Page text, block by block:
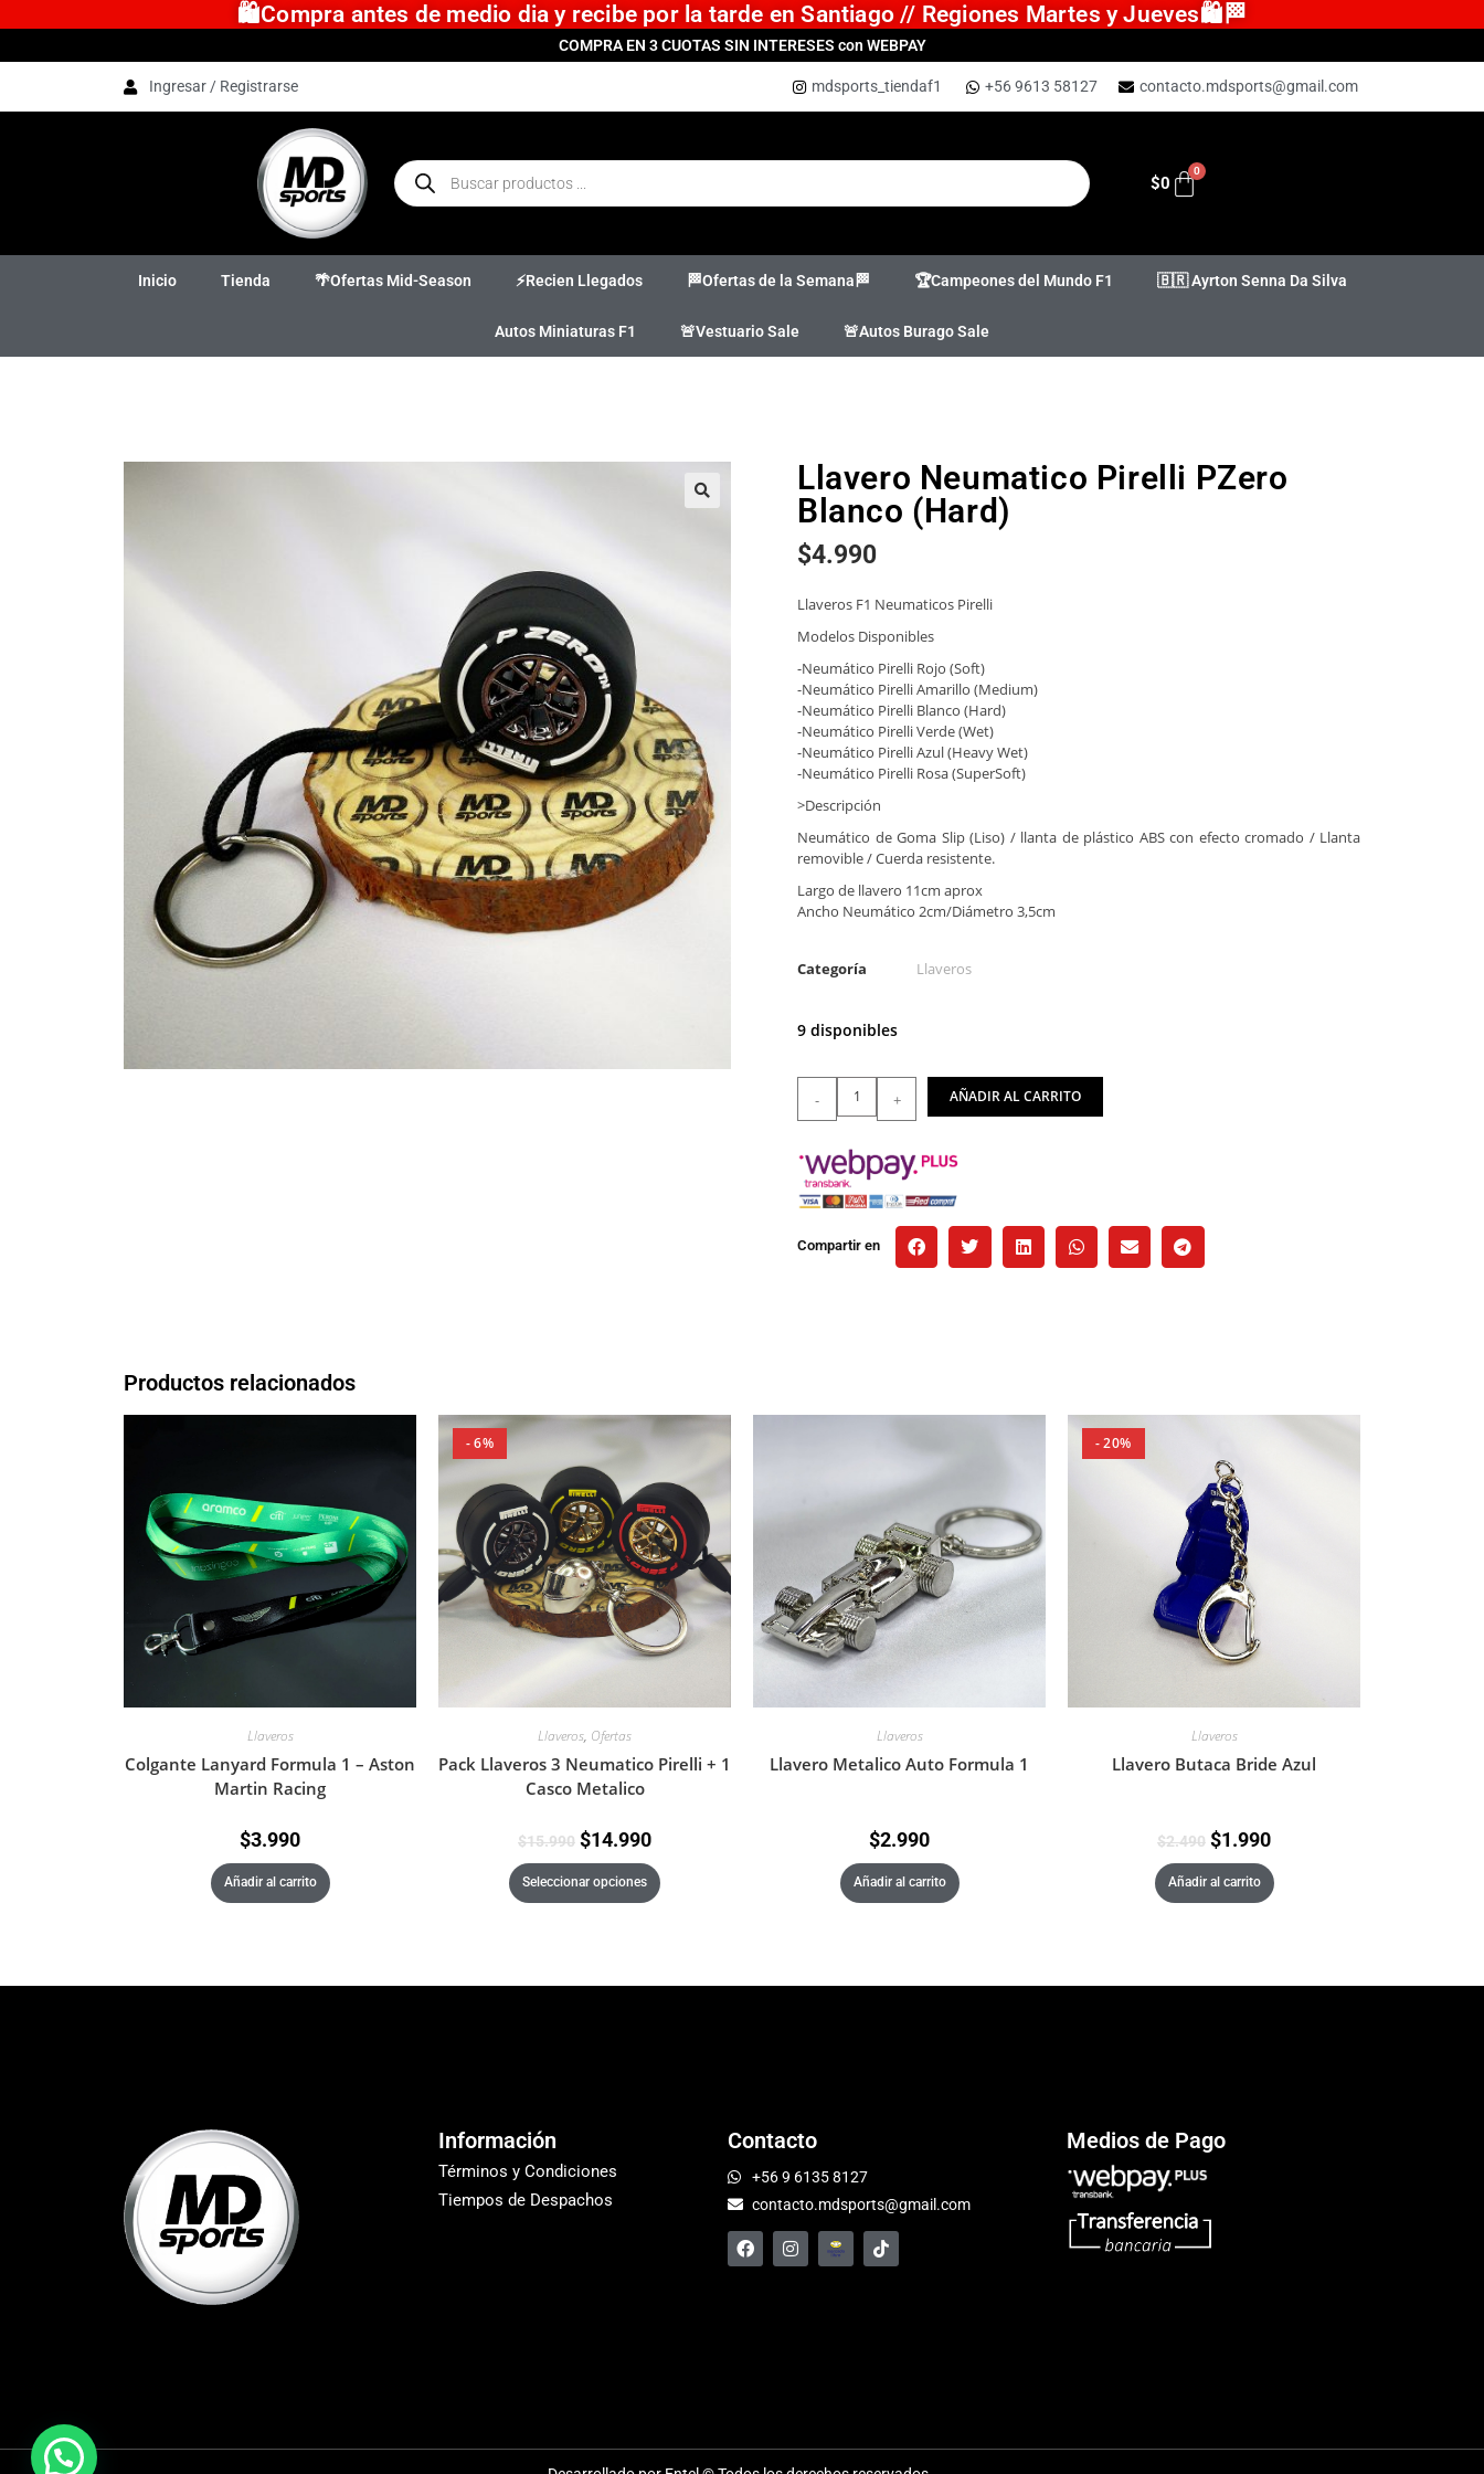
🛍️Compra antes de medio dia y recibe por la tarde en Santiago // Regiones Martes y Jueves🛍️🏁
COMPRA EN 3 CUOTAS SIN INTERESES con WEBPAY
Ingresar / Registrarse mdsports_tiendaf1 +56 9613 58127 contacto.mdsports@gmail.com
$0
Inicio Tienda 🌴Ofertas Mid-Season ⚡Recien Llegados 🏁Ofertas de la Semana🏁 🏆Campeones del Mundo F1 🇧🇷 Ayrton Senna Da Silva
Autos Miniaturas F1 🚨Vestuario Sale 🚨Autos Burago Sale
Llavero Neumatico Pirelli PZero
Blanco (Hard)
$4.990
Llaveros F1 Neumaticos Pirelli
Modelos Disponibles
-Neumático Pirelli Rojo (Soft)
-Neumático Pirelli Amarillo (Medium)
-Neumático Pirelli Blanco (Hard)
-Neumático Pirelli Verde (Wet)
-Neumático Pirelli Azul (Heavy Wet)
-Neumático Pirelli Rosa (SuperSoft)
>Descripción
Neumático de Goma Slip (Liso) / llanta de plástico ABS con efecto cromado / Llanta
removible / Cuerda resistente.
Largo de llavero 11cm aprox
Ancho Neumático 2cm/Diámetro 3,5cm
Categoría Llaveros
9 disponibles
- + AÑADIR AL CARRITO
Compartir en
Productos relacionados
Llaveros
Colgante Lanyard Formula 1 – Aston
Martin Racing
$3.990
Añadir al carrito
- 6%
Llaveros, Ofertas
Pack Llaveros 3 Neumatico Pirelli + 1
Casco Metalico
$15.990 $14.990
Seleccionar opciones
Llaveros
Llavero Metalico Auto Formula 1
$2.990
Añadir al carrito
- 20%
Llaveros
Llavero Butaca Bride Azul
$2.490 $1.990
Añadir al carrito
Información
Términos y Condiciones
Tiempos de Despachos
Contacto
+56 9 6135 8127
contacto.mdsports@gmail.com
Medios de Pago